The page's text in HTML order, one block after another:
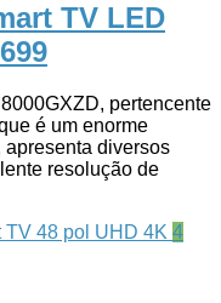
TV LED
pertencente
é um enorme
diversos
resolução de
4